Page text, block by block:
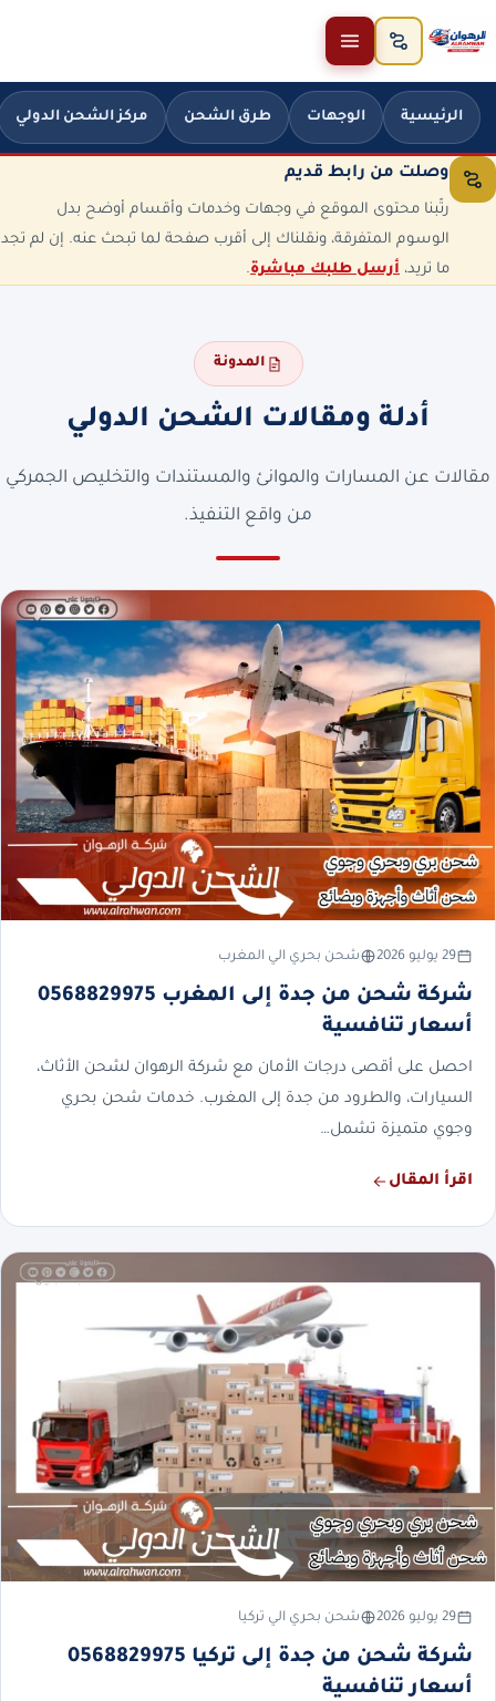
تخطَّ إلى المحتوى
الرئيسية الوجهات طرق الشحن مركز الشحن الدولي
وصلت من رابط قديم
رتّبنا محتوى الموقع في وجهات وخدمات وأقسام أوضح بدل
الوسوم المتفرقة، ونقلناك إلى أقرب صفحة لما تبحث عنه. إن لم تجد
ما تريد، أرسل طلبك مباشرة.
المدونة
أدلة ومقالات الشحن الدولي
مقالات عن المسارات والموانئ والمستندات والتخليص الجمركي
من واقع التنفيذ.
29 يوليو 2026 شحن بحري الي المغرب
شركة شحن من جدة إلى المغرب 0568829975
أسعار تنافسية
احصل على أقصى درجات الأمان مع شركة الرهوان لشحن الأثاث،
السيارات، والطرود من جدة إلى المغرب. خدمات شحن بحري
وجوي متميزة تشمل…
اقرأ المقال
29 يوليو 2026 شحن بحري الي تركيا
شركة شحن من جدة إلى تركيا 0568829975
أسعار تنافسية